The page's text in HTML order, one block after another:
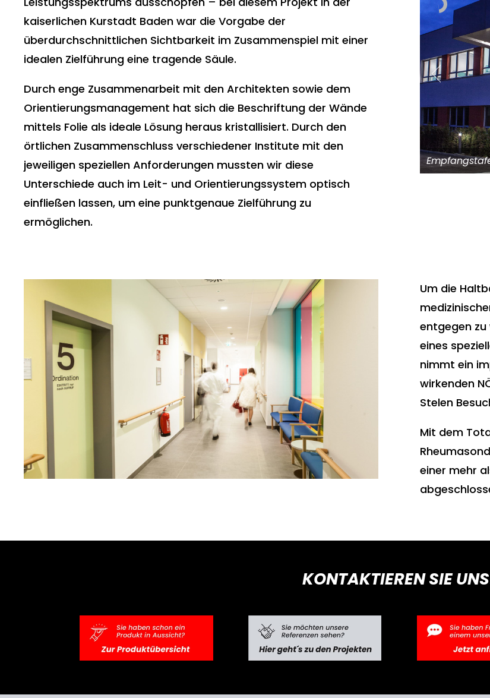
kaiserlichen Kurstadt Baden war die Vorgabe der
überdurchschnittlichen Sichtbarkeit im Zusammenspiel mit einer
idealen Zielführung eine tragende Säule.
Durch enge Zusammenarbeit mit den Architekten sowie dem
Orientierungsmanagement hat sich die Beschriftung der Wände
mittels Folie als ideale Lösung heraus kristallisiert. Durch den
örtlichen Zusammenschluss verschiedener Institute mit den
jeweiligen speziellen Anforderungen mussten wir diese
Unterschiede auch im Leit- und Orientierungssystem optisch
einfließen lassen, um eine punktgenaue Zielführung zu
ermöglichen.
Um die
entgegen
eines
nimmt ein
wirkenden
Stelen
Mit dem
einer mehr
KONTAKTIEREN SIE